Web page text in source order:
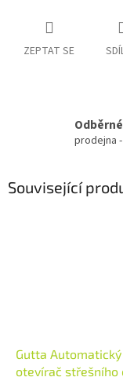
ZEPTAT SE
prodejna
Související
Gutta Automatický
otevírač střešního